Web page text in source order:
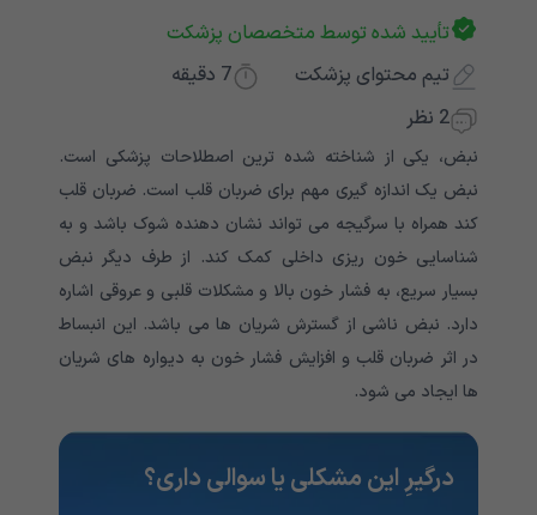
تأیید شده توسط متخصصان پزشکت
تیم محتوای پزشکت
7 دقیقه
2 نظر
نبض، یکی از شناخته شده ترین اصطلاحات پزشکی است.
نبض یک اندازه گیری مهم برای ضربان قلب است. ضربان قلب
کند همراه با سرگیجه می تواند نشان دهنده شوک باشد و به
شناسایی خون ریزی داخلی کمک کند. از طرف دیگر نبض
بسیار سریع، به فشار خون بالا و مشکلات قلبی و عروقی اشاره
دارد. نبض ناشی از گسترش شریان ها می باشد. این انبساط
در اثر ضربان قلب و افزایش فشار خون به دیواره های شریان
ها ایجاد می شود.
درگیرِ این مشکلی یا سوالی داری؟